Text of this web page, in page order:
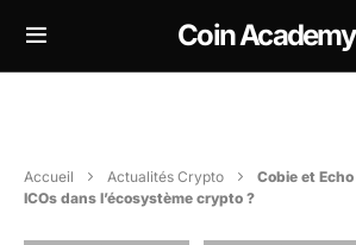
Coin Academy
Accueil Actualités Crypto
Cobie et
ICOs dans l’écosystème crypto ?